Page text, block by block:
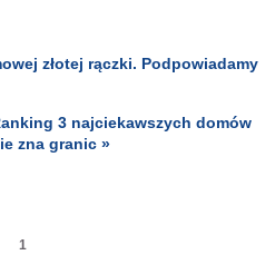
złotej rączki. Podpowiadamy
3 najciekawszych domów
zna granic »
1